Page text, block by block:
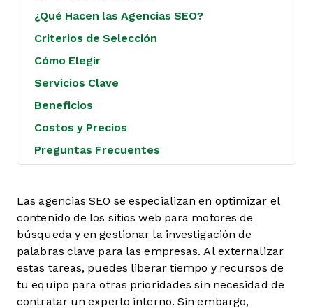
¿Qué Hacen las Agencias SEO?
Criterios de Selección
Cómo Elegir
Servicios Clave
Beneficios
Costos y Precios
Preguntas Frecuentes
Las agencias SEO se especializan en optimizar el
contenido de los sitios web para motores de
búsqueda y en gestionar la investigación de
palabras clave para las empresas. Al externalizar
estas tareas, puedes liberar tiempo y recursos de
tu equipo para otras prioridades sin necesidad de
contratar un experto interno. Sin embargo,